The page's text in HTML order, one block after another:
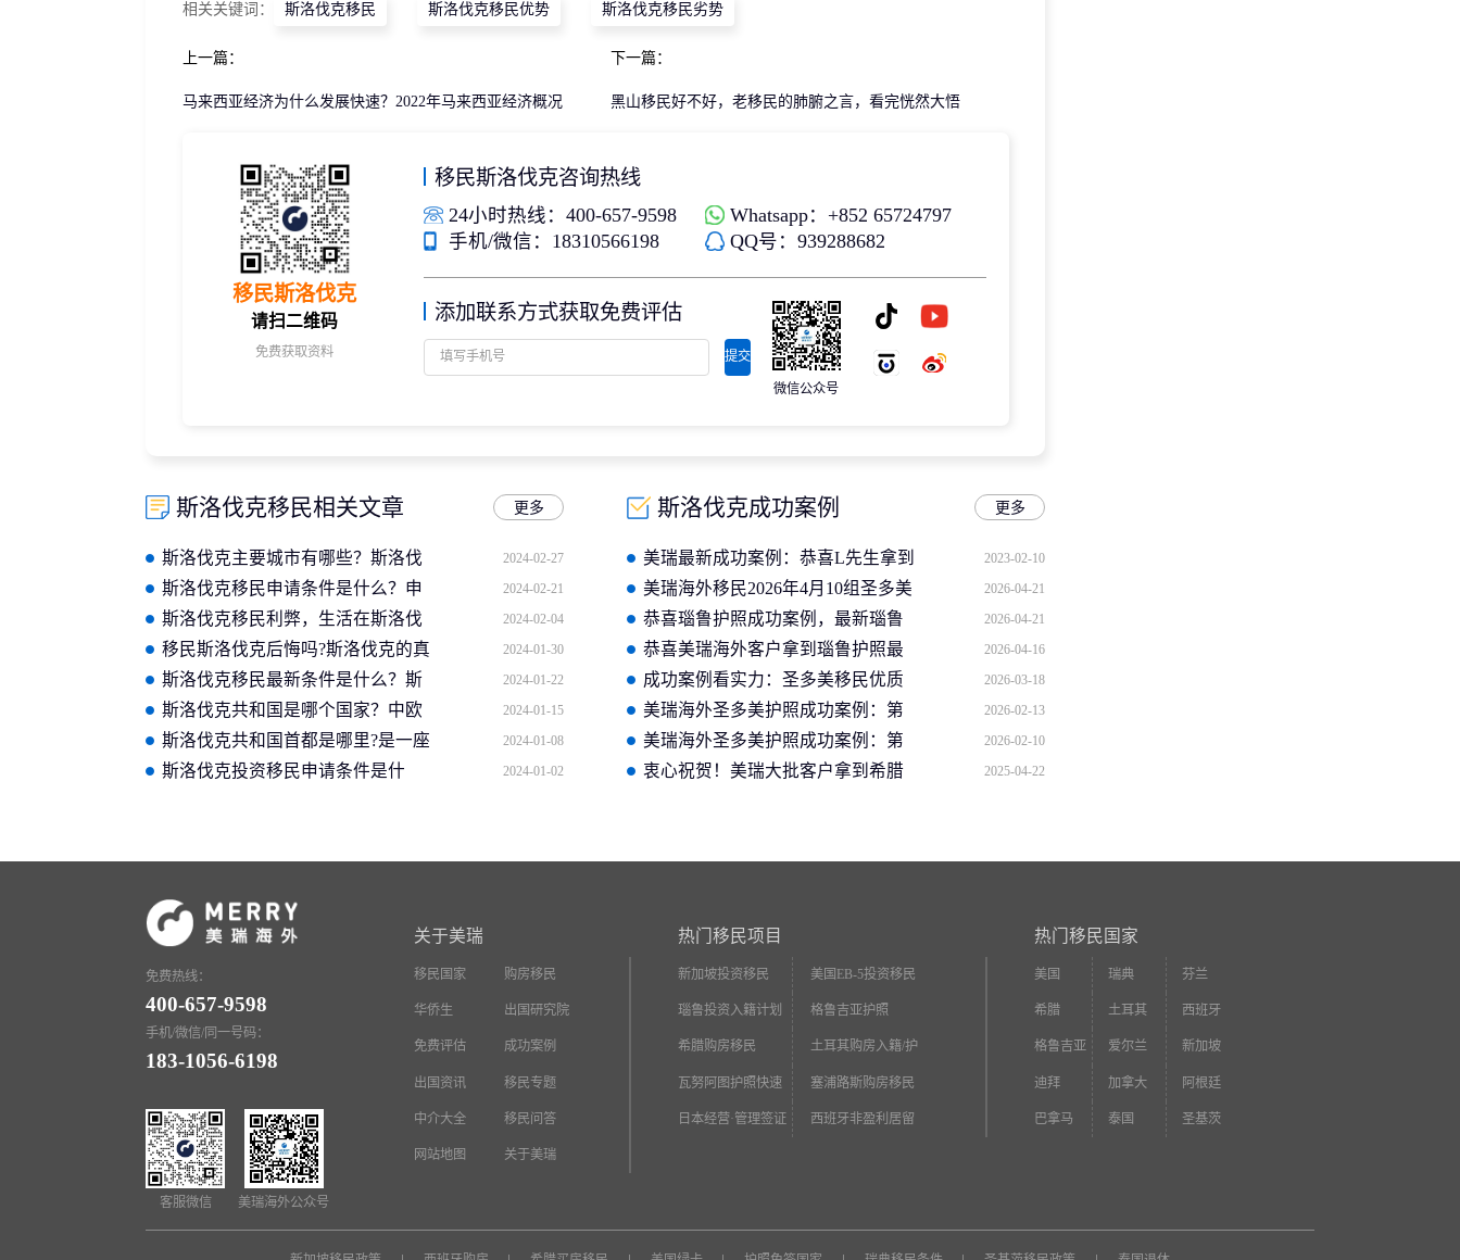
相关关键词： 斯洛伐克移民 斯洛伐克移民优势 斯洛伐克移民劣势
上一篇：
马来西亚经济为什么发展快速？2022年马来西亚经济概况
下一篇：
黑山移民好不好，老移民的肺腑之言，看完恍然大悟
移民斯洛伐克
请扫二维码
免费获取资料
移民斯洛伐克咨询热线
24小时热线：400-657-9598
Whatsapp：+852 65724797
手机/微信：18310566198
QQ号：939288682
添加联系方式获取免费评估
提交
微信公众号
斯洛伐克移民相关文章 更多
斯洛伐克主要城市有哪些？斯洛伐
克最大的城市介绍
2024-02-27
斯洛伐克移民申请条件是什么？申
请者需满足这四点
2024-02-21
斯洛伐克移民利弊，生活在斯洛伐
克的优点和缺点
2024-02-04
移民斯洛伐克后悔吗?斯洛伐克的真
实生活状况介绍
2024-01-30
斯洛伐克移民最新条件是什么？斯
洛伐克永居移民所需要求详解
2024-01-22
斯洛伐克共和国是哪个国家？中欧
国家斯洛伐克概况
2024-01-15
斯洛伐克共和国首都是哪里?是一座
怎样的城市？
2024-01-08
斯洛伐克投资移民申请条件是什
2024-01-02
斯洛伐克成功案例 更多
美瑞最新成功案例：恭喜L先生拿到
斯洛伐克永居卡
2023-02-10
美瑞海外移民2026年4月10组圣多美
护照成功案例分享
2026-04-21
恭喜瑙鲁护照成功案例，最新瑙鲁
护照批准获批信
2026-04-21
恭喜美瑞海外客户拿到瑙鲁护照最
新获批信(2026年4月16日)
2026-04-16
成功案例看实力：圣多美移民优质
企业如何助客户快速拿证
2026-03-18
美瑞海外圣多美护照成功案例：第
二个中国人获批信官方截图
2026-02-13
美瑞海外圣多美护照成功案例：第
一个中国人获批信
2026-02-10
衷心祝贺！美瑞大批客户拿到希腊
2025-04-22
免费热线：
400-657-9598
手机/微信/同一号码：
183-1056-6198
客服微信 美瑞海外公众号
关于美瑞
移民国家 购房移民
华侨生 出国研究院
免费评估 成功案例
出国资讯 移民专题
中介大全 移民问答
网站地图 关于美瑞
热门移民项目
新加坡投资移民 美国EB-5投资移民
瑙鲁投资入籍计划 格鲁吉亚护照
希腊购房移民 土耳其购房入籍/护
照
瓦努阿图护照快速
入籍
塞浦路斯购房移民
日本经营·管理签证 西班牙非盈利居留
热门移民国家
美国 瑞典 芬兰
希腊 土耳其 西班牙
格鲁吉亚 爱尔兰 新加坡
迪拜 加拿大 阿根廷
巴拿马 泰国 圣基茨